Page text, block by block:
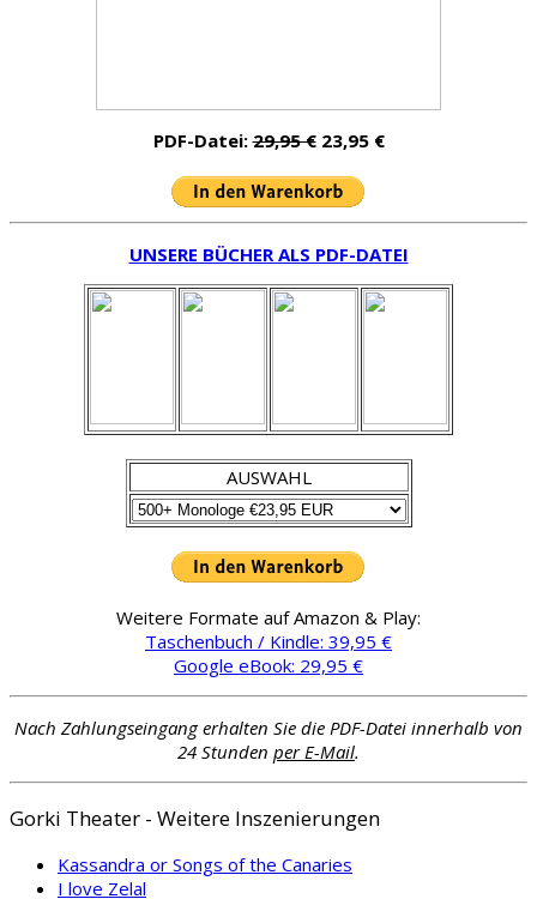
PDF-Datei:29,95 €23,95 €
UNSERE BÜCHER ALS PDF-DATEI
AUSWAHL
Weitere Formate auf Amazon & Play:
Taschenbuch / Kindle: 39,95 €
Google eBook: 29,95 €
Nach Zahlungseingang erhalten Sie die PDF-Datei innerhalb von
24 Stunden per E-Mail.
Gorki Theater - Weitere Inszenierungen
Kassandra or Songs of the Canaries
I love Zelal